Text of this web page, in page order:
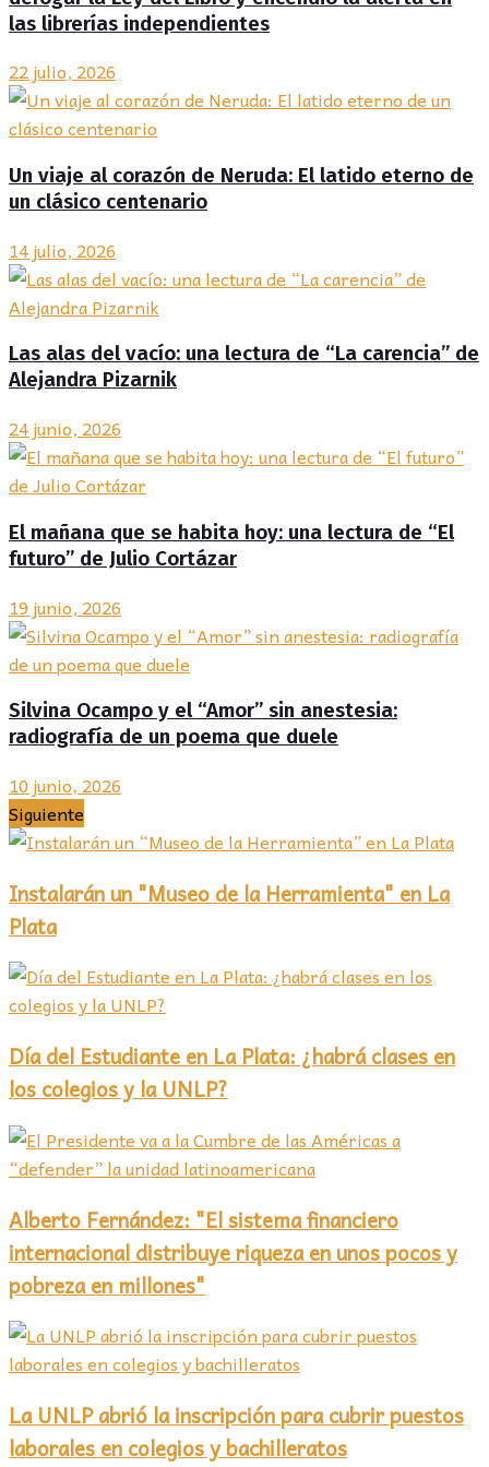
las librerías independientes
22 julio, 2026
Un viaje al corazón de Neruda: El latido eterno de
un clásico centenario
14 julio, 2026
Las alas del vacío: una lectura de “La carencia” de
Alejandra Pizarnik
24 junio, 2026
El mañana que se habita hoy: una lectura de “El
futuro” de Julio Cortázar
19 junio, 2026
Silvina Ocampo y el “Amor” sin anestesia:
radiografía de un poema que duele
10 junio, 2026
Siguiente
Instalarán un "Museo de la Herramienta" en La
Plata
Día del Estudiante en La Plata: ¿habrá clases en
los colegios y la UNLP?
Alberto Fernández: "El sistema financiero
internacional distribuye riqueza en unos pocos y
pobreza en millones"
La UNLP abrió la inscripción para cubrir puestos
laborales en colegios y bachilleratos